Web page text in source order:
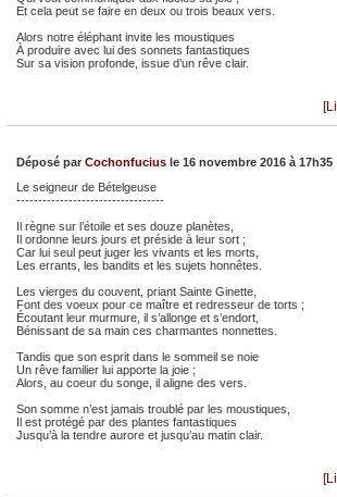
Et cela peut se faire en deux ou trois beaux vers.
Alors notre éléphant invite les moustiques
À produire avec lui des sonnets fantastiques
Sur sa vision profonde, issue d’un rêve clair.
Déposé par Cochonfucius le 16 novembre 2016 à 17h35
Le seigneur de Bételgeuse
----------------------------------
Il règne sur l’étoile et ses douze planètes,
Il ordonne leurs jours et préside à leur sort ;
Car lui seul peut juger les vivants et les morts,
Les errants, les bandits et les sujets honnêtes.
Les vierges du couvent, priant Sainte Ginette,
Font des voeux pour ce maître et redresseur de torts ;
Écoutant leur murmure, il s’allonge et s’endort,
Bénissant de sa main ces charmantes nonnettes.
Tandis que son esprit dans le sommeil se noie
Un rêve familier lui apporte la joie ;
Alors, au coeur du songe, il aligne des vers.
Son somme n’est jamais troublé par les moustiques,
Il est protégé par des plantes fantastiques
Jusqu’à la tendre aurore et jusqu’au matin clair.